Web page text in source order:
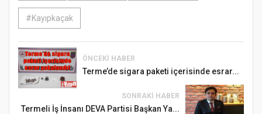
#Kayıpkaçak
ÖNCEKI HABER
Terme’de sigara paketi içerisinde esrar...
SONRAKI HABER
Termeli İş İnsanı DEVA Partisi Başkan Ya...